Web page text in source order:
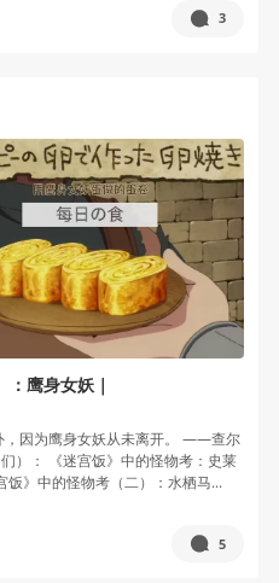
3
：鹰身女妖｜
，因为鹰身女妖从未离开。 ——查尔
）： 《迷宫饭》中的怪物考：史莱
》中的怪物考（二）：水栖马...
5